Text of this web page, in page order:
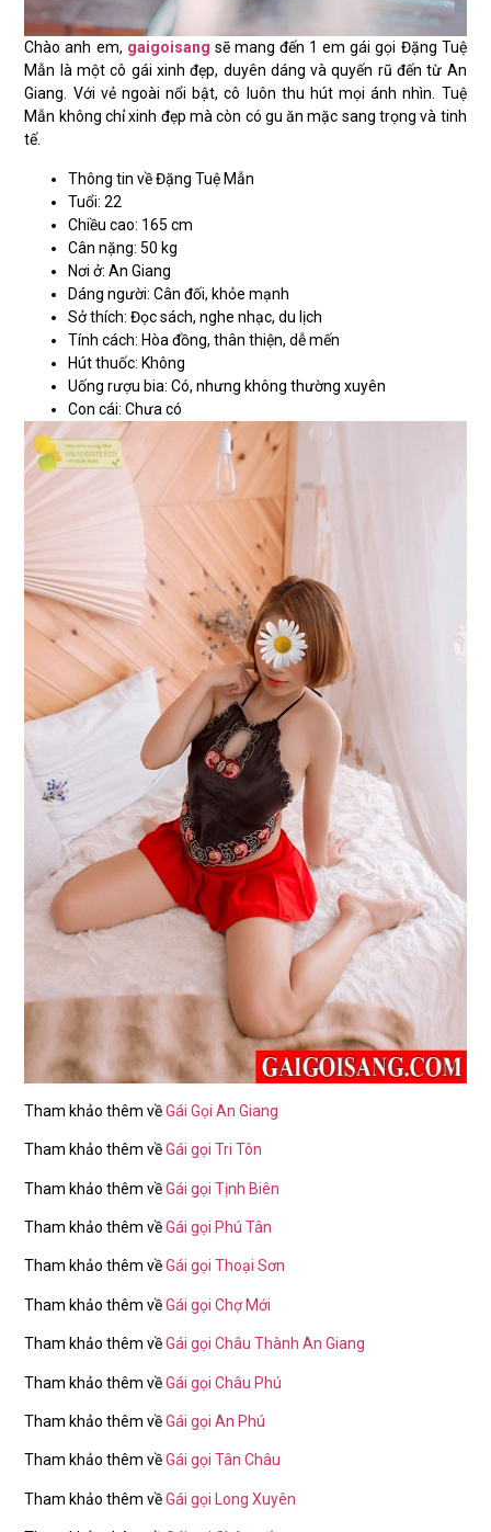
Chào anh em, gaigoisang sẽ mang đến 1 em gái gọi Đặng Tuệ
Mẫn là một cô gái xinh đẹp, duyên dáng và quyến rũ đến từ An
Giang. Với vẻ ngoài nổi bật, cô luôn thu hút mọi ánh nhìn. Tuệ
Mẫn không chỉ xinh đẹp mà còn có gu ăn mặc sang trọng và tinh
tế.
Thông tin về Đặng Tuệ Mẫn
Tuổi: 22
Chiều cao: 165 cm
Cân nặng: 50 kg
Nơi ở: An Giang
Dáng người: Cân đối, khỏe mạnh
Sở thích: Đọc sách, nghe nhạc, du lịch
Tính cách: Hòa đồng, thân thiện, dễ mến
Hút thuốc: Không
Uống rượu bia: Có, nhưng không thường xuyên
Con cái: Chưa có
Tham khảo thêm vềGái Gọi An Giang
Tham khảo thêm vềGái gọi Tri Tôn
Tham khảo thêm vềGái gọi Tịnh Biên
Tham khảo thêm vềGái gọi Phú Tân
Tham khảo thêm vềGái gọi Thoại Sơn
Tham khảo thêm vềGái gọi Chợ Mới
Tham khảo thêm vềGái gọi Châu Thành An Giang
Tham khảo thêm vềGái gọi Châu Phú
Tham khảo thêm vềGái gọi An Phú
Tham khảo thêm vềGái gọi Tân Châu
Tham khảo thêm vềGái gọi Long Xuyên